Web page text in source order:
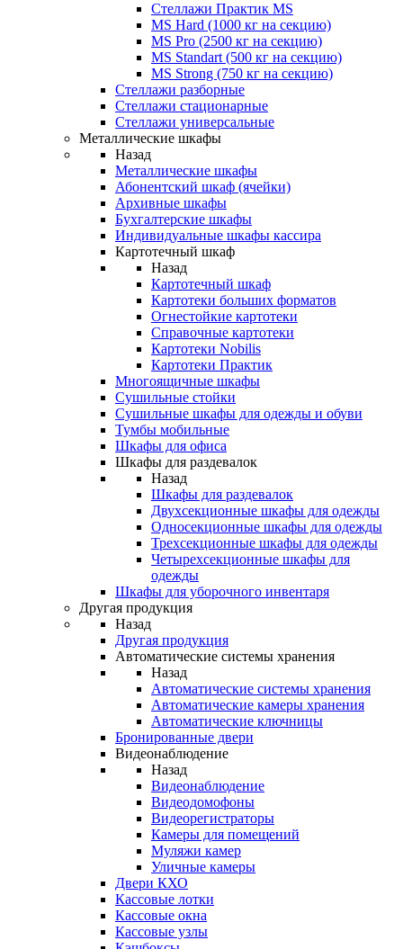
Стеллажи Практик MS
MS Hard (1000 кг на секцию)
MS Pro (2500 кг на секцию)
MS Standart (500 кг на секцию)
MS Strong (750 кг на секцию)
Стеллажи разборные
Стеллажи стационарные
Стеллажи универсальные
Металлические шкафы
Назад
Металлические шкафы
Абонентский шкаф (ячейки)
Архивные шкафы
Бухгалтерские шкафы
Индивидуальные шкафы кассира
Картотечный шкаф
Назад
Картотечный шкаф
Картотеки больших форматов
Огнестойкие картотеки
Справочные картотеки
Картотеки Nobilis
Картотеки Практик
Многоящичные шкафы
Сушильные стойки
Сушильные шкафы для одежды и обуви
Тумбы мобильные
Шкафы для офиса
Шкафы для раздевалок
Назад
Шкафы для раздевалок
Двухсекционные шкафы для одежды
Односекционные шкафы для одежды
Трехсекционные шкафы для одежды
Четырехсекционные шкафы для
одежды
Шкафы для уборочного инвентаря
Другая продукция
Назад
Другая продукция
Автоматические системы хранения
Назад
Автоматические системы хранения
Автоматические камеры хранения
Автоматические ключницы
Бронированные двери
Видеонаблюдение
Назад
Видеонаблюдение
Видеодомофоны
Видеорегистраторы
Камеры для помещений
Муляжи камер
Уличные камеры
Двери КХО
Кассовые лотки
Кассовые окна
Кассовые узлы